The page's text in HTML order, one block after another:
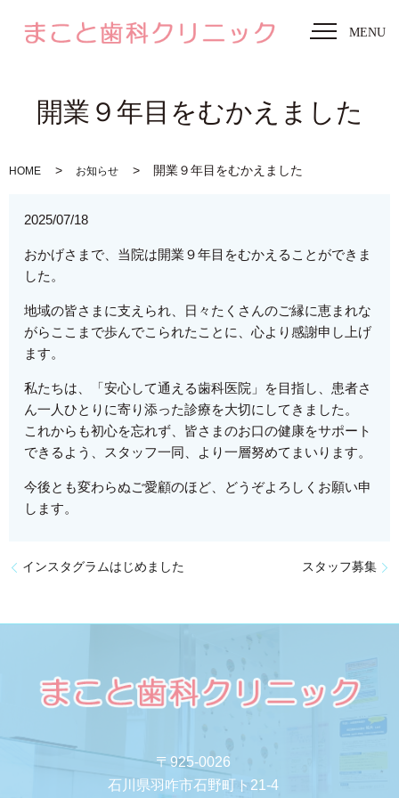
MENU
開業９年目をむかえました
HOME お知らせ 開業９年目をむかえました
2025/07/18
おかげさまで、当院は開業９年目をむかえることができま
した。
地域の皆さまに支えられ、日々たくさんのご縁に恵まれな
がらここまで歩んでこられたことに、心より感謝申し上げ
ます。
私たちは、「安心して通える歯科医院」を目指し、患者さ
ん一人ひとりに寄り添った診療を大切にしてきました。
これからも初心を忘れず、皆さまのお口の健康をサポート
できるよう、スタッフ一同、より一層努めてまいります。
今後とも変わらぬご愛顧のほど、どうぞよろしくお願い申
します。
インスタグラムはじめました スタッフ募集
〒925-0026
石川県羽咋市石野町ト21-4